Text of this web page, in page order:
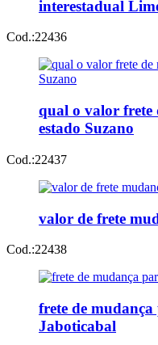
interestadual
Cod.:22436
qual o valor frete
estado Suzano
Cod.:22437
valor de frete
Cod.:22438
frete de
Jaboticabal